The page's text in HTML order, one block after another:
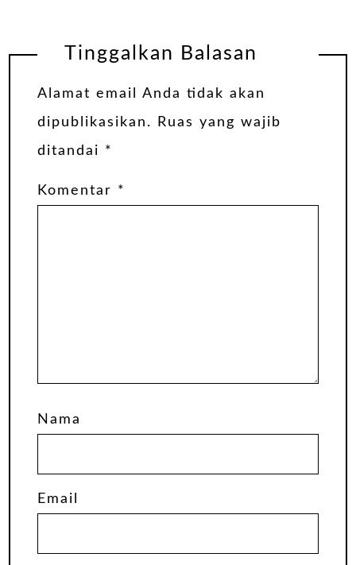
Tinggalkan Balasan
Alamat email Anda tidak akan
dipublikasikan.
Ruas yang wajib
ditandai *
Komentar *
Nama
Email